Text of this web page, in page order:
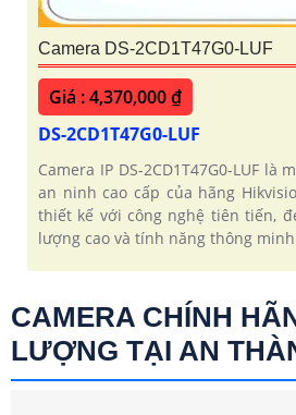
Camera DS-2CD1T47G0-LUF
Giá : 4,370,000 ₫
DS-2CD1T47G0-LUF
Camera IP DS-2CD1T47G0-LUF là
an ninh cao cấp của hãng
thiết kế với công nghệ tiên tiến,
lượng cao và tính năng thông
CAMERA CHÍNH
LƯỢNG TẠI AN